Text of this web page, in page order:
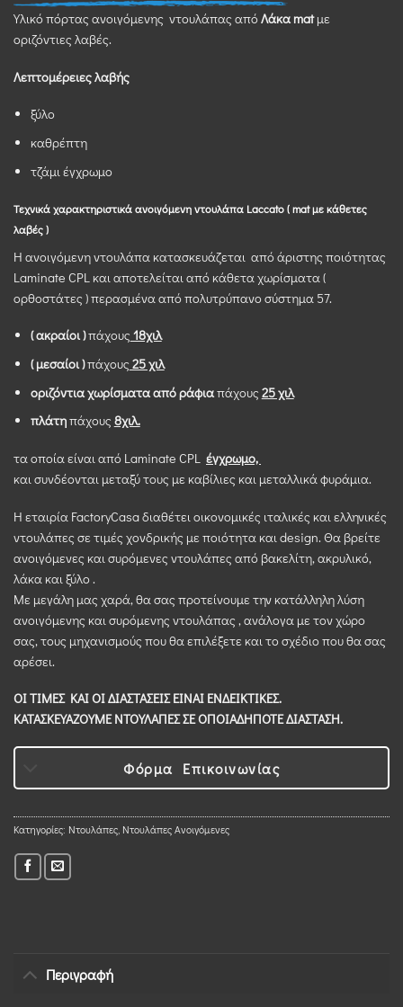
Υλικό πόρτας ανοιγόμενης ντουλάπας απόΛάκα matμε
οριζόντιες λαβές.
Λεπτομέρειες λαβής
ξύλο
καθρέπτη
τζάμι έγχρωμο
Τεχνικά χαρακτηριστικά ανοιγόμενη ντουλάπα Laccato ( mat με κάθετες
λαβές )
Η ανοιγόμενηντουλάπα κατασκευάζεται από άριστης ποιότητας
Laminate CPL και αποτελείται από κάθετα χωρίσματα (
ορθοστάτες ) περασμένα από πολυτρύπανο σύστημα 57.
( ακραίοι )πάχους 18χιλ
( μεσαίοι )πάχους 25 χιλ
οριζόντια χωρίσματα από ράφιαπάχους 25 χιλ
πλάτηπάχους 8χιλ.
τα οποία είναι από Laminate CPL έγχρωμo,
και συνδέονται μεταξύ τους με καβίλιες και μεταλλικά φυράμια.
Η εταιρία FactoryCasa διαθέτει οικονομικές ιταλικές και ελληνικές
ντουλάπες σε τιμές χονδρικής με ποιότητα και design. Θα βρείτε
ανοιγόμενες και συρόμενες ντουλάπες από βακελίτη, ακρυλικό,
λάκα και ξύλο .
Με μεγάλη μας χαρά, θα σας προτείνουμε την κατάλληλη λύση
ανοιγόμενης και συρόμενης ντουλάπας , ανάλογα με τον χώρο
σας, τους μηχανισμούς που θα επιλέξετε και το σχέδιο που θα σας
αρέσει.
ΟΙ ΤΙΜΕΣ ΚΑΙ ΟΙ ΔΙΑΣΤΑΣΕΙΣ ΕΙΝΑΙ ΕΝΔΕΙΚΤΙΚΕΣ.
ΚΑΤΑΣΚΕΥΑΖΟΥΜΕ ΝΤΟΥΛΑΠΕΣ ΣΕ ΟΠΟΙΑΔΗΠΟΤΕ ΔΙΑΣΤΑΣΗ.
Φόρμα Επικοινωνίας
Κατηγορίες: Ντουλάπες, Ντουλάπες Ανοιγόμενες
Περιγραφή